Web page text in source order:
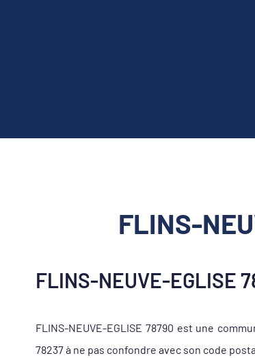
FLINS-
FLINS-NEUVE-EGLISE
FLINS-NEUVE-EGLISE 78790 est une
78237 à ne pas confondre avec son code